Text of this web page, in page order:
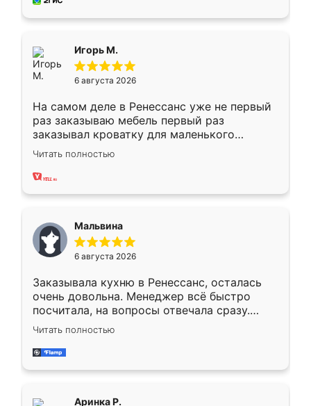
Игорь М.
6 августа 2026
На самом деле в Ренессанс уже не первый
раз заказываю мебель первый раз
заказывал кроватку для маленького
ребёнка при его рождении ,во второй раз
заказал шкаф-купе. По качеству очень
хорошее сборка достаточно быстрая,
меньше, здесь же он более разнообразный.
Мне нравится ,если что-то потребуется из
мебели буду заказывать только здесь.
Читать полностью
Мальвина
6 августа 2026
Заказывала кухню в Ренессанс, осталась
очень довольна. Менеджер всё быстро
посчитала, на вопросы отвечала сразу.
Замерщик приехал в субботу, подошёл к
делу со всей ответственностью. Собрали
за день, ребята работали аккуратно, даже
Читать полностью
Аринка Р.